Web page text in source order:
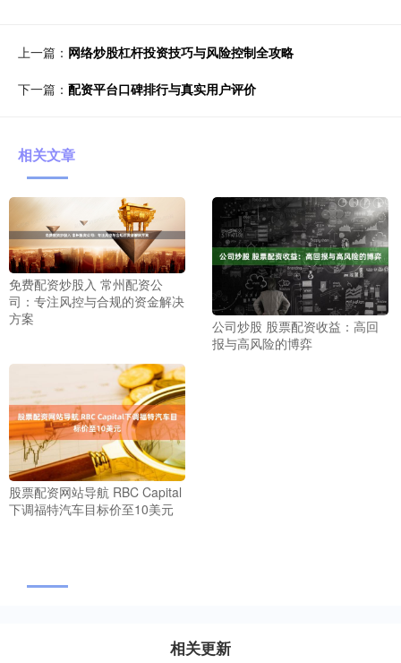
上一篇： 网络炒股杠杆投资技巧与风险控制全攻略
下一篇： 配资平台口碑排行与真实用户评价
相关文章
免费配资炒股入 常州配资公
司：专注风控与合规的资金解决
方案
公司炒股 股票配资收益：高回
报与高风险的博弈
股票配资网站导航 RBC Capital
下调福特汽车目标价至10美元
相关更新